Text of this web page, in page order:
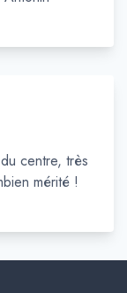
centre, très
mérité !